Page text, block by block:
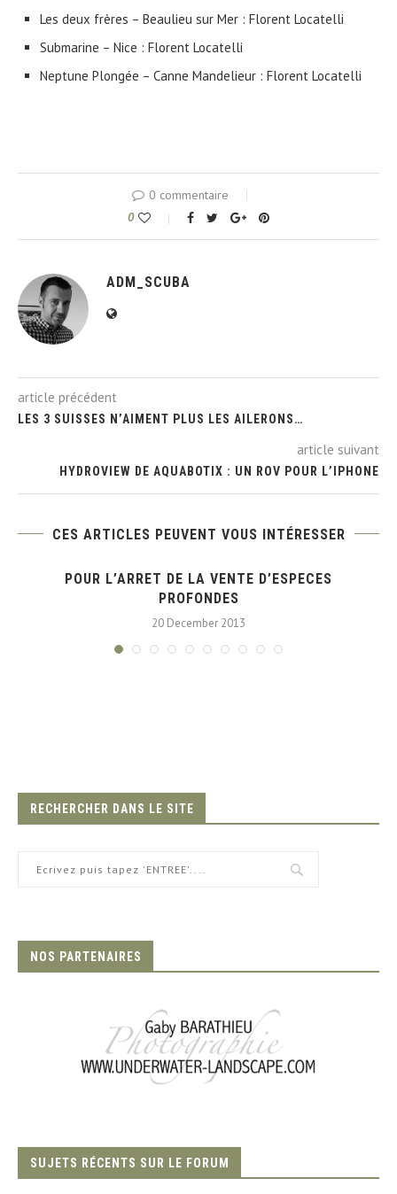
Les deux frères – Beaulieu sur Mer : Florent Locatelli
Submarine – Nice : Florent Locatelli
Neptune Plongée – Canne Mandelieur : Florent Locatelli
0 commentaire
0
ADM_SCUBA
article précédent
LES 3 SUISSES N’AIMENT PLUS LES AILERONS…
article suivant
HYDROVIEW DE AQUABOTIX : UN ROV POUR L’IPHONE
CES ARTICLES PEUVENT VOUS INTÉRESSER
POUR L’ARRET DE LA VENTE D’ESPECES
PROFONDES
20 December 2013
RECHERCHER DANS LE SITE
NOS PARTENAIRES
SUJETS RÉCENTS SUR LE FORUM